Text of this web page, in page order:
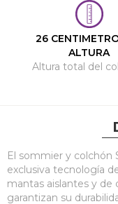
26
ALTURA
Altura total del
El sommier y colchón
exclusiva tecnología
mantas aislantes y
garantizan su